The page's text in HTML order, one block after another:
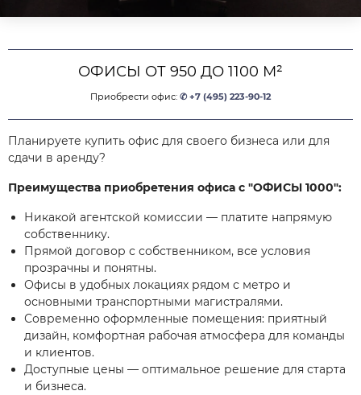
ОФИСЫ ОТ 950 ДО 1100 М²
Приобрести офис: ✆ +7 (495) 223-90-12
Планируете купить офис для своего бизнеса или для
сдачи в аренду?
Преимущества приобретения офиса с "ОФИСЫ 1000":
Никакой агентской комиссии — платите напрямую
собственнику.
Прямой договор с собственником, все условия
прозрачны и понятны.
Офисы в удобных локациях рядом с метро и
основными транспортными магистралями.
Современно оформленные помещения: приятный
дизайн, комфортная рабочая атмосфера для команды
и клиентов.
Доступные цены — оптимальное решение для старта
и бизнеса.